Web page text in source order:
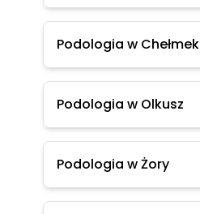
Podologia w Chełmek
Podologia w Olkusz
Podologia w Żory